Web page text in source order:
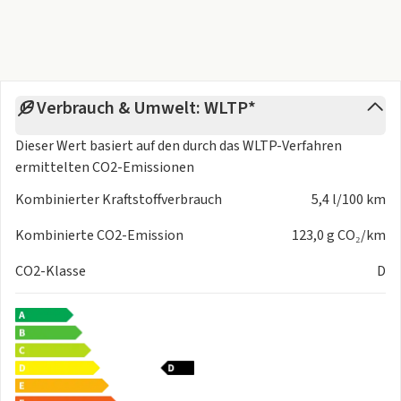
- Traktionskontrolle
- Airbag Beifahrer deaktivierbar
- elektrischer Wank- und Überrollschutz (ERM)
- Kopfairbags
- Lenkrad mit Kunstlederbezug
- Verkehrszeichenerkennung
- Seitenscheiben hinten und Heckscheibe abgedunkelt
- Türgriffe in Wagenfarbe lackiert
- Heizdrähte im unteren Bereich der Scheibenwischer
- Unterfahrschutz
- Armaturenbrett in Silber
Verbrauch & Umwelt: WLTP*
Dieser Wert basiert auf den durch dasWLTP-Verfahren
ermittelten CO2-Emissionen
Kombinierter Kraftstoffverbrauch
5,4 l/100 km
Kombinierte CO2-Emission
123,0 g CO₂/km
CO2-Klasse
D